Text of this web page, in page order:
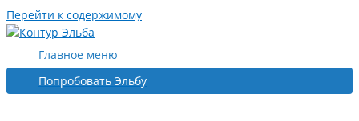
Перейти к содержимому
Главное меню
Попробовать Эльбу